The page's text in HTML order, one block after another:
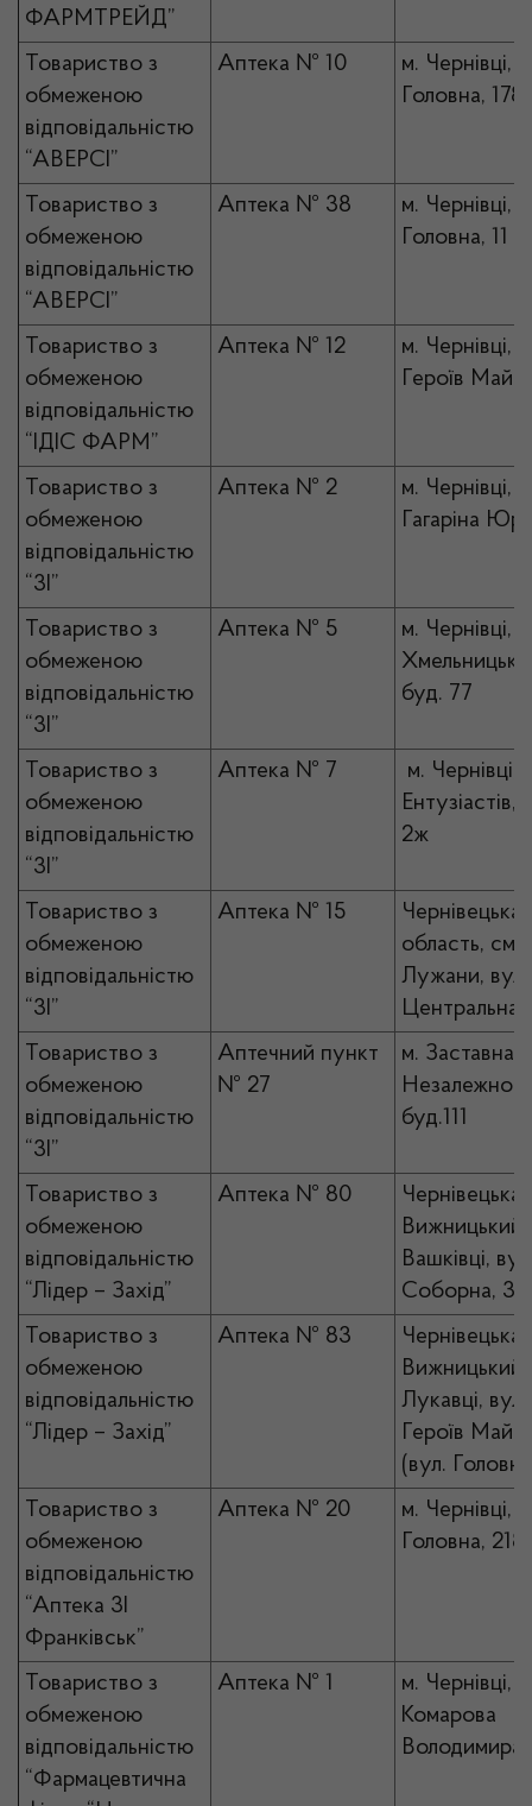
ФАРМТРЕЙД”
Товариство з
обмеженою
відповідальністю
“АВЕРСІ”
Аптека № 10
м. Чернівці,
Головна, 178
Товариство з
обмеженою
відповідальністю
“АВЕРСІ”
Аптека № 38
м. Чернівці,
Головна, 11
Товариство з
обмеженою
відповідальністю
“ІДІС ФАРМ”
Аптека № 12
м. Чернівці,
Героїв
Товариство з
обмеженою
відповідальністю
“3І”
Аптека № 2
м. Чернівці,
Гагаріна
Товариство з
обмеженою
відповідальністю
“3І”
Аптека № 5
м. Чернівці,
буд. 77
Товариство з
обмеженою
відповідальністю
“3І”
Аптека № 7
м. Чернівці,
Ентузіастів,
2ж
Товариство з
обмеженою
відповідальністю
“3І”
Аптека № 15
Чернівецька
область, смт
Лужани, вул.
Центральна,
Товариство з
обмеженою
відповідальністю
“3І”
Аптечний пункт
№ 27
м. Заставна,
буд.111
Товариство з
обмеженою
відповідальністю
“Лідер – Захід”
Аптека № 80
Чернівецька
Вижницький
Вашківці,
Соборна, 3/
Товариство з
обмеженою
відповідальністю
“Лідер – Захід”
Аптека № 83
Чернівецька
Вижницький
Лукавці, вул.
Героїв
(вул.
Товариство з
обмеженою
відповідальністю
“Аптека 3І
Франківськ”
Аптека № 20
м. Чернівці,
Головна, 218
Товариство з
обмеженою
відповідальністю
“Фармацевтична
Аптека № 1
м. Чернівці,
Комарова
Володимира,